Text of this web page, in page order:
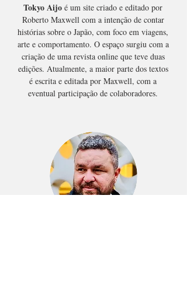
Tokyo Aijo é um site criado e editado por
Roberto Maxwell com a intenção de contar
histórias sobre o Japão, com foco em viagens,
arte e comportamento. O espaço surgiu com a
criação de uma revista online que teve duas
edições. Atualmente, a maior parte dos textos
é escrita e editada por Maxwell, com a
eventual participação de colaboradores.